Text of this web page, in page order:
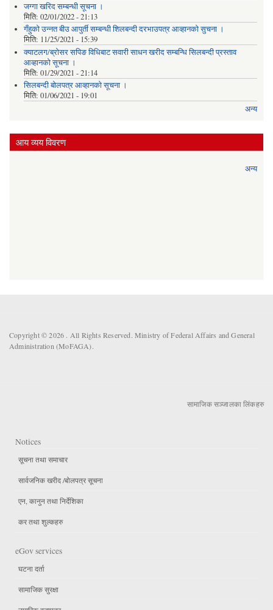
जग्गा खरिद सम्बन्धी सूचना ।
मिति: 02/01/2022 - 21:13
गँहुकाे उन्नत बीउ आपुर्ती सम्बन्धी शिलबन्दी दरभाउपत्र आव्हानकाे सुचना ।
मिति: 11/25/2021 - 15:39
क्याटलग/ब्रोसर सपिङ विधिबाट सवारी साधन खरीद सम्बन्धि सिलबन्दी प्रस्ताव
आव्हानको सूचना ।
मिति: 01/29/2021 - 21:14
सिलबन्दी बोलपत्र आव्हानको सूचना ।
मिति: 01/06/2021 - 19:01
अन्य
आय व्यय विवरण
अन्य
Copyright © 2026 . All Rights Reserved. Ministry of Federal Affairs and General
Administration (MoFAGA).
सामाजिक सञ्जालका लिंकहरु
Notices
सूचना तथा समाचार
सार्वजनिक खरीद /बोलपत्र सूचना
एन, कानुन तथा निर्देशिका
कर तथा शुल्कहरु
eGov services
घटना दर्ता
सामाजिक सुरक्षा